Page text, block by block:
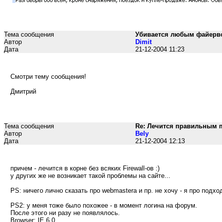
Тема сообщения
Убивается любым
Автор
Dimit
Дата
21-12-2004 11:23
Смотри тему сообщения!
Дмитрий
Тема сообщения
Re: Лечится правильным
Автор
Bely
Дата
21-12-2004 12:13
причем - лечится в корне без всяких Firewall-ов :)
у других же не возникает такой проблемы на сайте...
PS: ничего лично сказать про webmastera и пр. не хочу - я про
PS2: у меня тоже было похожее - в момент логина на форум.
После этого ни разу не появлялось.
Browser: IE 6.0